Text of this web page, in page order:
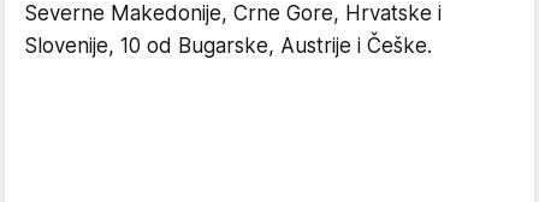
Severne Makedonije, Crne Gore, Hrvatske i
Slovenije, 10 od Bugarske, Austrije i Češke.